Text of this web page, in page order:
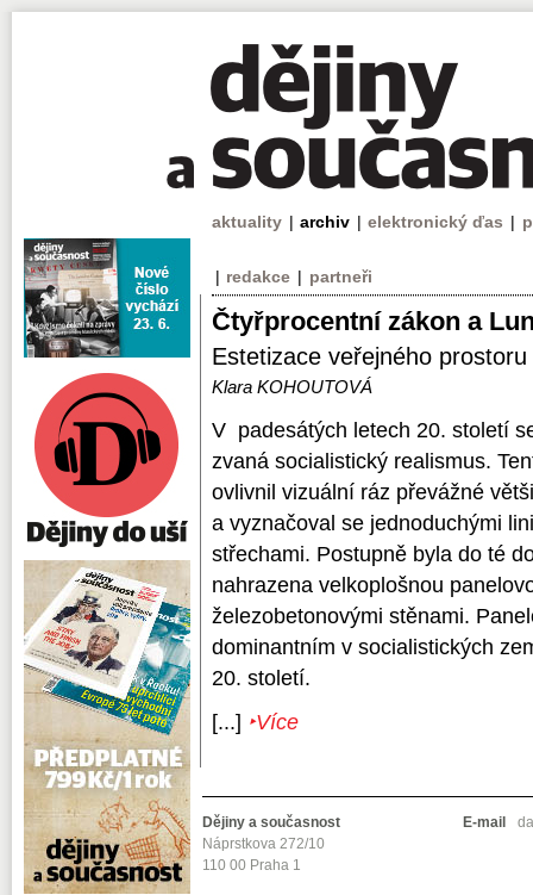
aktuality | archiv | elektronický ďas |
| redakce | partneři
Čtyřprocentní zákon a
Estetizace veřejného
Klara KOHOUTOVÁ
V padesátých letech 20. století
zvaná socialistický realismus.
ovlivnil vizuální ráz převážné
a vyznačoval se jednoduchými
střechami. Postupně byla do té
nahrazena velkoplošnou
železobetonovými stěnami.
dominantním v socialistických
20. století.
[...] ‣Více
Dějiny a současnost
Náprstkova 272/10
110 00 Praha 1
E-mail